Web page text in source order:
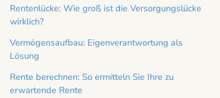
Rentenlücke: Wie groß ist die Versorgungslücke
wirklich?
Vermögensaufbau: Eigenverantwortung als
Lösung
Rente berechnen: So ermitteln Sie Ihre zu
erwartende Rente